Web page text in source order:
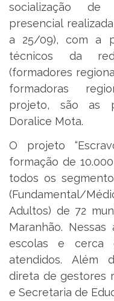
socialização
presencial
a 25/09), com a
técnicos da
(formadores
formadoras
projeto, são as
Doralice Mota.
O projeto
formação de
todos os
(Fundamental/
Adultos) de 72
Maranhão.
escolas e cerca
atendidos. Além
direta de gestores
e Secretaria de